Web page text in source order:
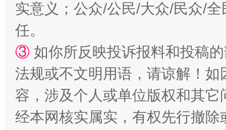
招工难、用工荒背后
实意义；公众/公民/大众/民众/
任。
③ 如你所反映投诉报料和投稿
法规或不文明用语，请谅解！
容，涉及个人或单位版权和其它
经本网核实属实，有权先行撤